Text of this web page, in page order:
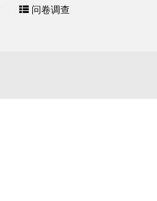
问卷调查